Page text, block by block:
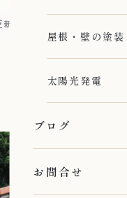
屋根・壁の塗装
太陽光発電
ブログ
お問合せ